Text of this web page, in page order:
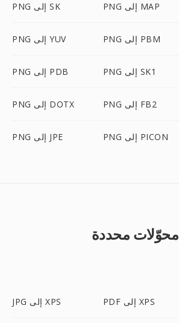
PNG إلى SK PNG إلى MAP
PNG إلى YUV PNG إلى PBM
PNG إلى PDB PNG إلى SK1
PNG إلى DOTX PNG إلى FB2
PNG إلى JPE PNG إلى PICON
محوّلات محددة
JPG إلى XPS PDF إلى XPS